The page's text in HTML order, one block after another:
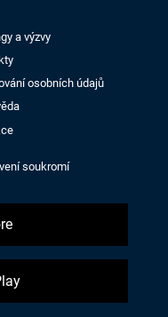
a výzvy
osobních údajů
soukromí